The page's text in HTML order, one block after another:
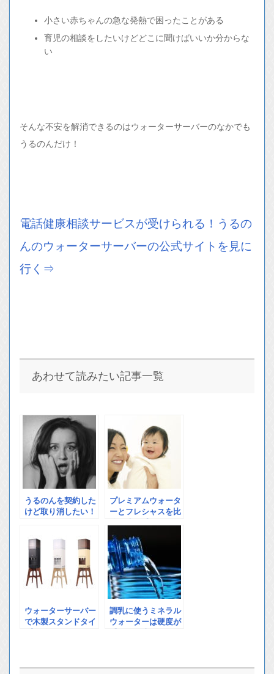
小さい赤ちゃんの急な発熱で困ったことがある
育児の相談をしたいけどどこに聞けばいいか分からな
い
そんな不安を解消できるのはウォーターサーバーのなかでも
うるのんだけ！
電話健康相談サービスが受けられる！うるの
んのウォーターサーバーの公式サイトを見に
行く⇒
あわせて読みたい記事一覧
うるのんを契約した
けど取り消したい！
プレミアムウォータ
ーとフレシャスを比
ポイントとは？
ウォーターサーバー
で木製スタンドタイ
調乳に使うミネラル
ウォーターは硬度が